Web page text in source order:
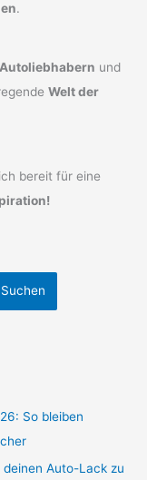
.
und
Welt der
bereit für eine
Suchen
So bleiben
Auto-Lack zu